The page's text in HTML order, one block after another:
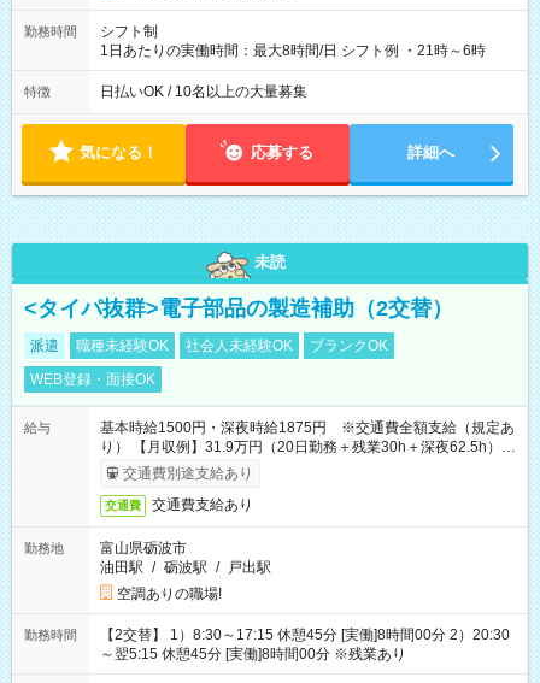
勤務時間
シフト制
1日あたりの実働時間：最大8時間/日 シフト例 ・21時～6時
特徴 日払いOK / 10名以上の大量募集
気になる！ 応募する 詳細へ
未読
<タイパ抜群>電子部品の製造補助（2交替）
派遣 職種未経験OK 社会人未経験OK
ブランクOK
WEB登録・面接OK
給与
基本時給1500円・深夜時給1875円 ※交通費全額支給（規定あ
り） 【月収例】31.9万円（20日勤務＋残業30h＋深夜62.5h）
※7ヶ月目以降は基本時給1450円となります。
交通費別途支給あり
交通費 交通費支給あり
勤務地
富山県砺波市
油田駅 / 砺波駅 / 戸出駅
空調ありの職場!
勤務時間
【2交替】 1）8:30～17:15 休憩45分 [実働]8時間00分 2）20:30
～翌5:15 休憩45分 [実働]8時間00分 ※残業あり